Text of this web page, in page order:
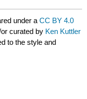
under aCC BY 4.0
curated by Ken Kuttler
to the style and